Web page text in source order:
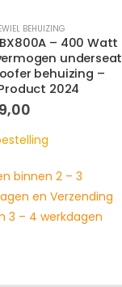
BEHUIZING,RESERVEWIEL BEHUIZING
– 200 Watt
– gepoorte
– 2x 2 Ohm
– PASSIEF
binnen 2 – 3
en Verzending
3 – 4 werkdagen